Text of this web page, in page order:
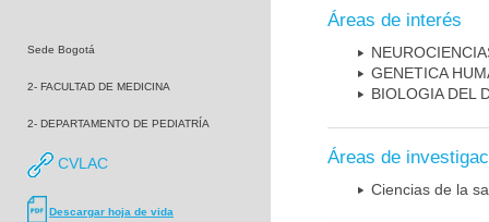
Sede Bogotá
2- FACULTAD DE MEDICINA
2- DEPARTAMENTO DE PEDIATRÍA
CVLAC
Descargar hoja de vida
Áreas de interés
GENETICA
BIOLOGIA DEL
Áreas de
Ciencias de la